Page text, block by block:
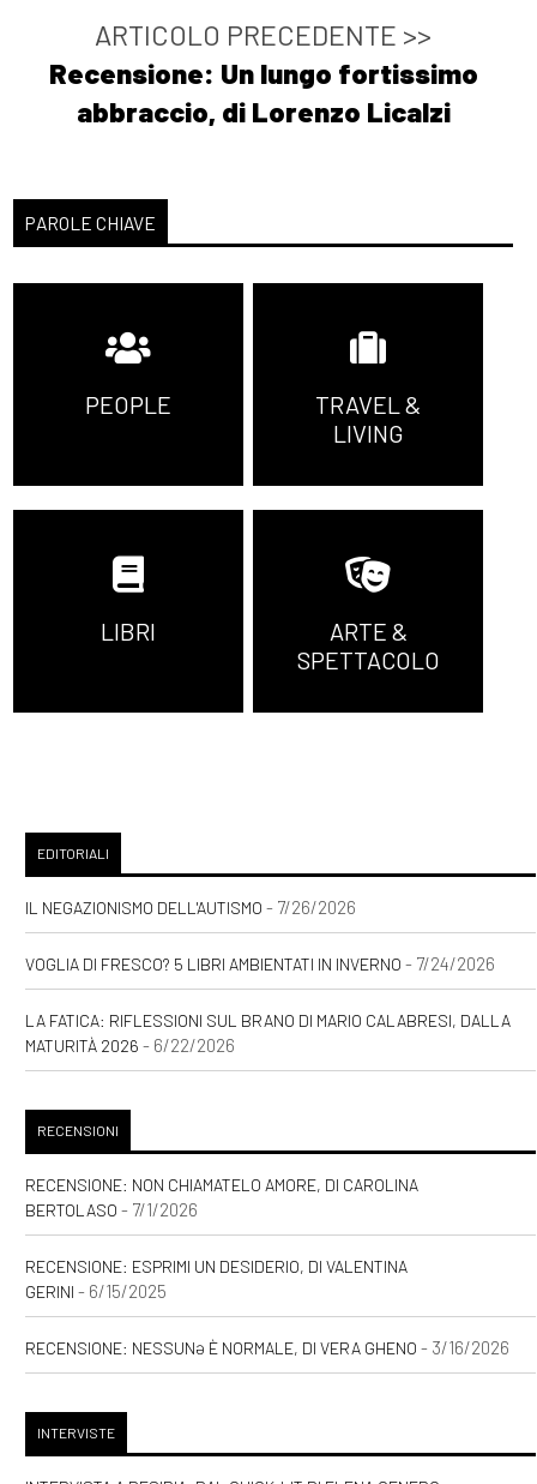
ARTICOLO PRECEDENTE >>
Recensione: Un lungo fortissimo
abbraccio, di Lorenzo Licalzi
PAROLE CHIAVE
PEOPLE
TRAVEL &
LIVING
LIBRI
ARTE &
SPETTACOLO
EDITORIALI
IL NEGAZIONISMO DELL'AUTISMO - 7/26/2026
VOGLIA DI FRESCO? 5 LIBRI AMBIENTATI IN INVERNO - 7/24/2026
LA FATICA: RIFLESSIONI SUL BRANO DI MARIO CALABRESI, DALLA
MATURITÀ 2026 - 6/22/2026
RECENSIONI
RECENSIONE: NON CHIAMATELO AMORE, DI CAROLINA
BERTOLASO - 7/1/2026
RECENSIONE: ESPRIMI UN DESIDERIO, DI VALENTINA
GERINI - 6/15/2025
RECENSIONE: NESSUNƏ È NORMALE, DI VERA GHENO - 3/16/2026
INTERVISTE